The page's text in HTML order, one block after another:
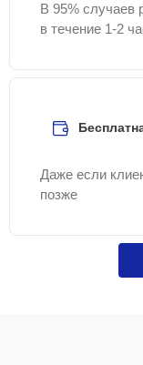
В 95% случаев
в течение 1-2
Даже если
позже